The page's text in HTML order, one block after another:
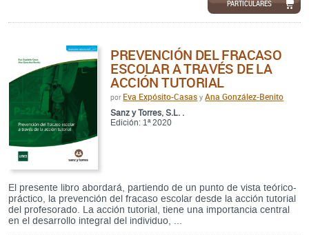
PARTICULARES
PREVENCIÓN DEL FRACASO
ESCOLAR A TRAVÉS DE LA
ACCIÓN TUTORIAL
por Eva Expósito-Casas yAna González-Benito
Sanz y Torres, S.L. .
Edición: 1ª 2020
El presente libro abordará, partiendo de un punto de vista teórico-
práctico, la prevención del fracaso escolar desde la acción tutorial
del profesorado. La acción tutorial, tiene una importancia central
en el desarrollo integral del individuo, ...